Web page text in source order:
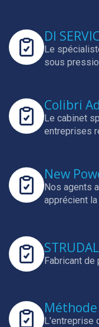
DI
Le
sous
Colibri
Le cabinet
entreprises
New
Nos agents
apprécient
STRUDAL
Fabricant de
L'entreprise